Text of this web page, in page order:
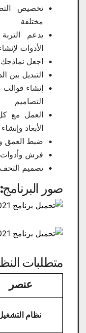
تخصيص
مختلفة
يدعم
الأدوات
اجعل
التبديل
إنشاء قوالب
التصاميم
العمل مع كل
الأبعاد
ضبط العمق
فرش
تصميم
صور البرنامج:
متطلبات
عنصر
نظام